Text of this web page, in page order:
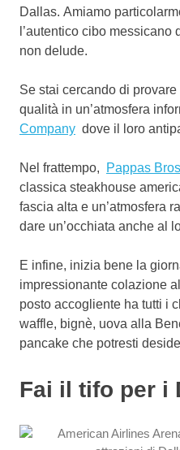
Dallas. Amiamo
l’autentico cibo
non delude.
Se stai cercando di
qualità in un’atmosfera
Company dove il loro
Nel frattempo, Pappas
classica steakhouse
fascia alta e un’atmosfera
dare un’occhiata anche al
E infine, inizia bene la
impressionante colazione al
posto accogliente ha tutti i
waffle, bignè, uova alla
pancake che potresti
Fai il tifo per i